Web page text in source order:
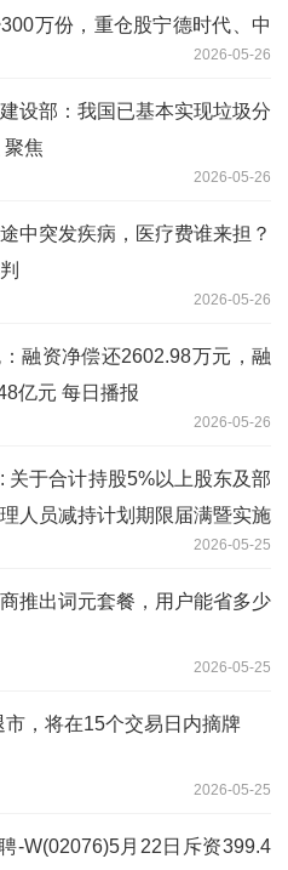
万份，重仓股宁德时代、中
2026-05-26
设部：我国已基本实现垃圾分
聚焦
2026-05-26
中突发疾病，医疗费谁来担？
2026-05-26
融资净偿还2602.98万元，融
亿元 每日播报
2026-05-26
关于合计持股5%以上股东及部
人员减持计划期限届满暨实施
2026-05-25
推出词元套餐，用户能省多少
2026-05-25
市，将在15个交易日内摘牌
2026-05-25
-W(02076)5月22日斥资399.4